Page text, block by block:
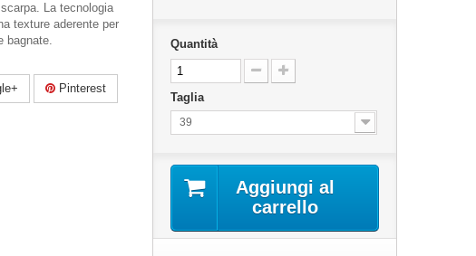
scarpa. La tecnologia
texture aderente per
bagnate.
Pinterest
Quantità
Taglia
39
Aggiungi al
carrello